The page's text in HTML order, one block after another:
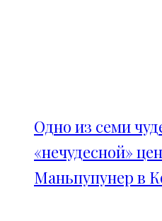
Одно из семи
«нечудесной»
Маньпупунер в